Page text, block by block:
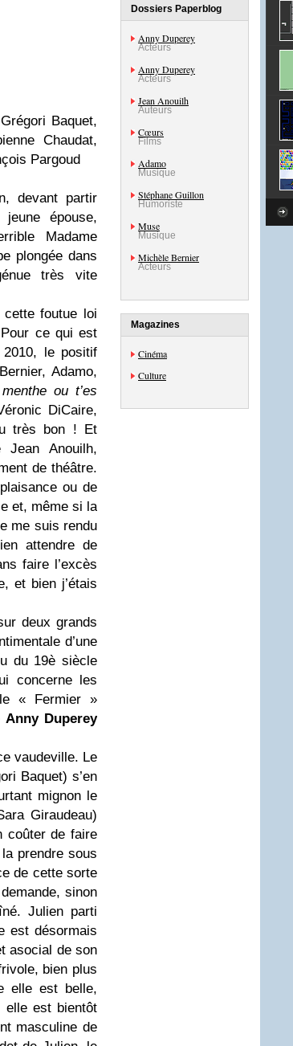
Baquet,
Chaudat,
Pargoud
devant partir
épouse,
Madame
plongée dans
très vite
foutue loi
ce qui est
2010, le positif
Adamo,
ou t’es
DiCaire,
très bon ! Et
Anouilh,
de théâtre.
ou de
et, même si la
me suis rendu
attendre de
faire l’excès
et bien j’étais
deux grands
d’une
du 19è siècle
concerne les
« Fermier »
Anny Duperey
vaudeville. Le
Baquet) s’en
mignon le
Giraudeau)
coûter de faire
prendre sous
de cette sorte
sinon
Julien parti
est désormais
asocial de son
bien plus
elle est belle,
elle est bientôt
masculine de
Dossiers Paperblog
Anny Duperey
Acteurs
Anny Duperey
Acteurs
Jean Anouilh
Auteurs
Cœurs
Films
Adamo
Musique
Stéphane Guillon
Humoriste
Muse
Musique
Michèle Bernier
Acteurs
Magazines
Cinéma
Culture